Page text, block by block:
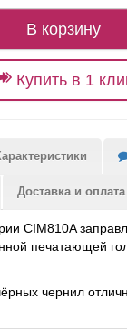
В корзину
Купить в 1
Доставка и оплата
CIM810A
печатающей
чернил